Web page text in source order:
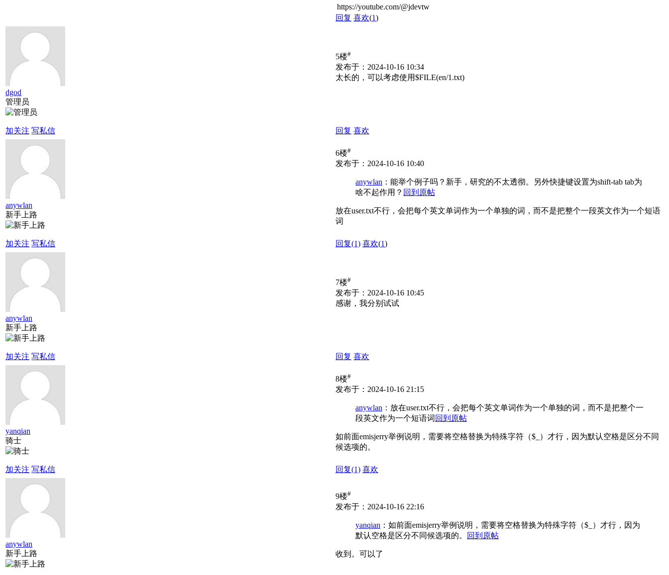
https://youtube.com/@jdevtw
回复 喜欢(1)
dgod
管理员
加关注 写私信
5楼#
发布于：2024-10-16 10:34
太长的，可以考虑使用$FILE(en/1.txt)
回复 喜欢
anywlan
新手上路
加关注 写私信
6楼#
发布于：2024-10-16 10:40
anywlan ：能举个例子吗？新手，研究的不太透彻。另外快捷键设置为shift-tab tab为
啥不起作用？ 回到原帖
放在user.txt不行，会把每个英文单词作为一个单独的词，而不是把整个一段英文作为一个短语
词
回复(1) 喜欢(1)
anywlan
新手上路
加关注 写私信
7楼#
发布于：2024-10-16 10:45
感谢，我分别试试
回复 喜欢
yanqian
骑士
加关注 写私信
8楼#
发布于：2024-10-16 21:15
anywlan ：放在user.txt不行，会把每个英文单词作为一个单独的词，而不是把整个一
段英文作为一个短语词 回到原帖
如前面emisjerry举例说明，需要将空格替换为特殊字符（$_）才行，因为默认空格是区分不同
候选项的。
回复(1) 喜欢
anywlan
新手上路
9楼#
发布于：2024-10-16 22:16
yanqian ：如前面emisjerry举例说明，需要将空格替换为特殊字符（$_）才行，因为
默认空格是区分不同候选项的。
回到原帖
收到。可以了